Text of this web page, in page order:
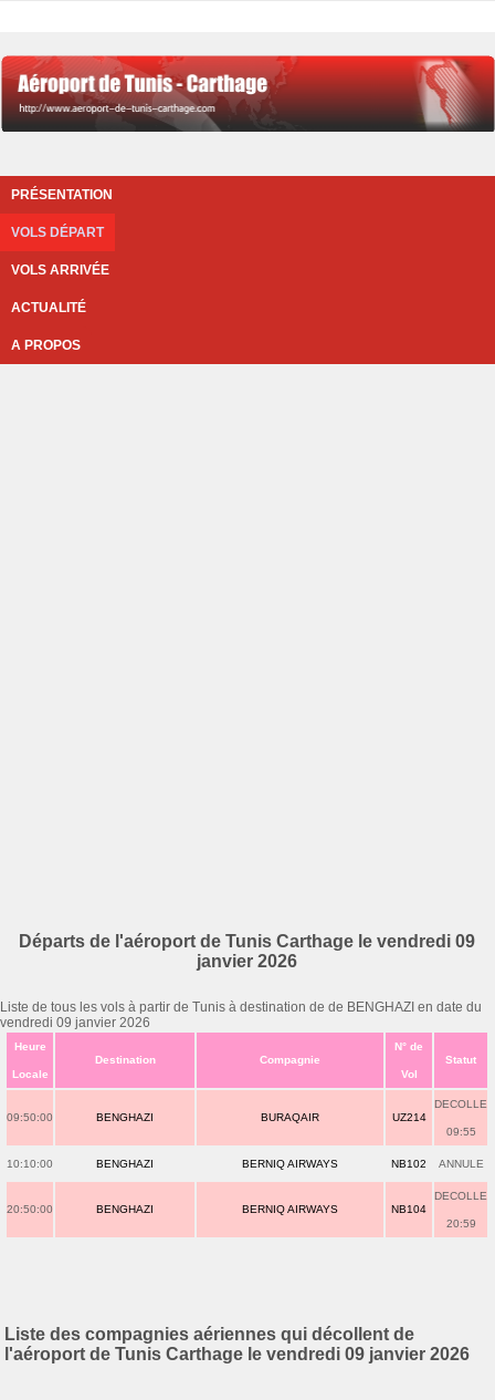
PRÉSENTATION
VOLS DÉPART
VOLS ARRIVÉE
ACTUALITÉ
A PROPOS
Départs de l'aéroport de Tunis Carthage le vendredi 09
janvier 2026
Liste de tous les vols à partir de Tunis à destination de de BENGHAZI en date du
vendredi 09 janvier 2026
Heure
Locale
Destination Compagnie
N° de
Vol
Statut
09:50:00 BENGHAZI BURAQAIR UZ214
DECOLLE
09:55
10:10:00 BENGHAZI BERNIQ AIRWAYS NB102 ANNULE
20:50:00 BENGHAZI BERNIQ AIRWAYS NB104
DECOLLE
20:59
Liste des compagnies aériennes qui décollent de
l'aéroport de Tunis Carthage le vendredi 09 janvier 2026